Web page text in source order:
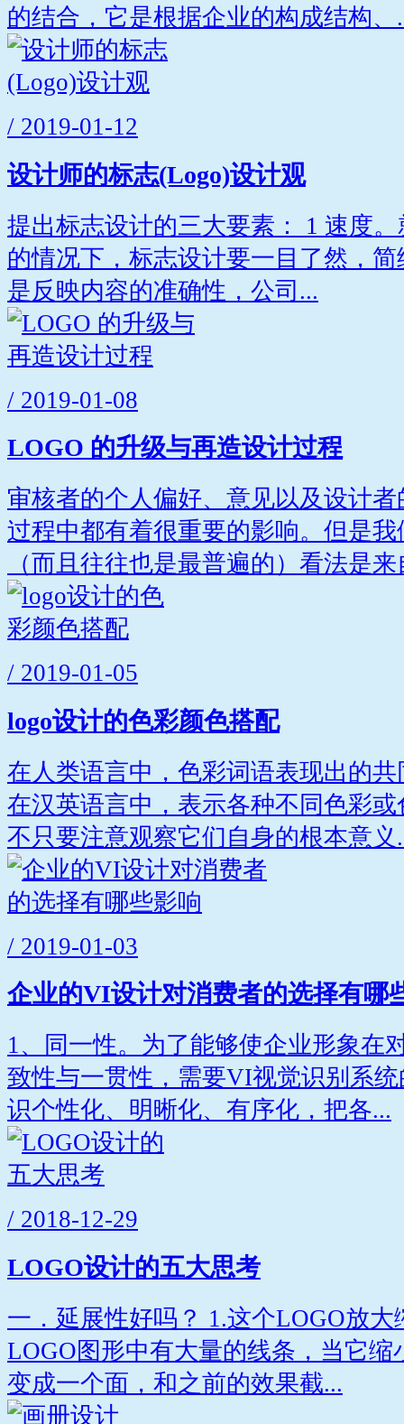
的结合，它是根据企业的构成结构、
/ 2019-01-12
设计师的标志(Logo)设计观
提出标志设计的三大要素： 1 速度
的情况下，标志设计要一目了然，
是反映内容的准确性，公司...
/ 2019-01-08
LOGO 的升级与再造设计过程
审核者的个人偏好、意见以及设计
过程中都有着很重要的影响。但是
（而且往往也是最普遍的）看法是来
/ 2019-01-05
logo设计的色彩颜色搭配
在人类语言中，色彩词语表现出的
在汉英语言中，表示各种不同色彩
不只要注意观察它们自身的根本意义
/ 2019-01-03
企业的VI设计对消费者的选择有哪
1、同一性。为了能够使企业形象在
致性与一贯性，需要VI视觉识别系
识个性化、明晰化、有序化，把各...
/ 2018-12-29
LOGO设计的五大思考
一．延展性好吗？ 1.这个LOGO放
LOGO图形中有大量的线条，当它
变成一个面，和之前的效果截...